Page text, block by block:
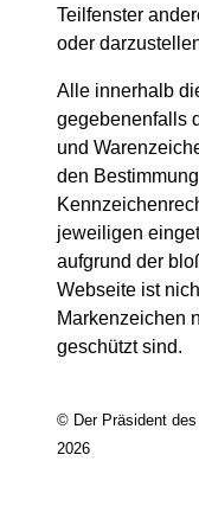
Teilfenster
oder
Alle innerhalb
gegebenenfalls
und
den
jeweiligen
aufgrund der
Webseite ist
Markenzeichen
geschützt sind.
© Der Präsident
2026